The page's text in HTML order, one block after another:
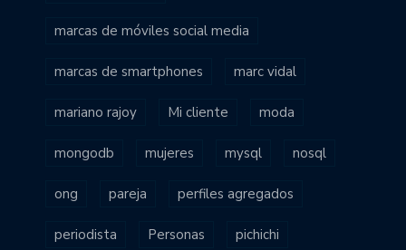
marcas de móviles social media
marcas de smartphones marc vidal
mariano rajoy Mi cliente moda
mongodb mujeres mysql nosql
ong pareja perfiles agregados
periodista Personas pichichi